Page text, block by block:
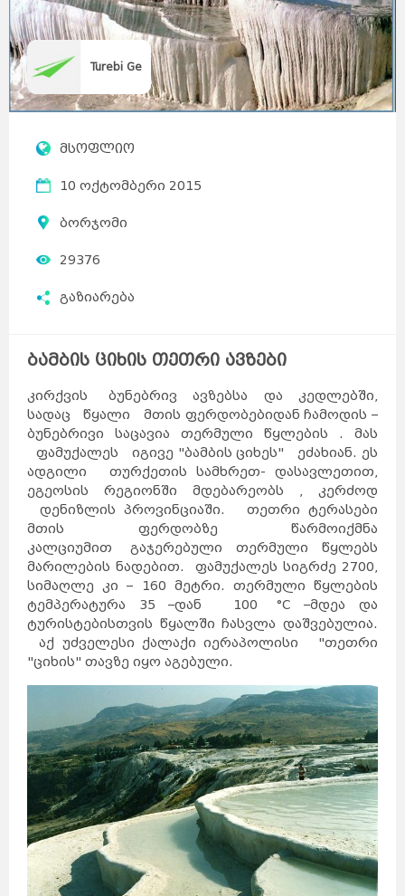
Turebi Ge
მსოფლიო
10 ოქტომბერი 2015
ბორჯომი
29376
გაზიარება
ბამბის ციხის თეთრი ავზები
კირქვის ბუნებრივ ავზებსა და კედლებში,
სადაც წყალი მთის ფერდობებიდან ჩამოდის –
ბუნებრივი საცავია თერმული წყლების . მას
ფამუქალეს იგივე "ბამბის ციხეს" ეძახიან. ეს
ადგილი თურქეთის სამხრეთ- დასავლეთით,
ეგეოსის რეგიონში მდებარეობს , კერძოდ
დენიზლის პროვინციაში. თეთრი ტერასები
მთის ფერდობზე წარმოიქმნა
კალციუმით გაჯერებული თერმული წყლებს
მარილების ნადებით. ფამუქალეს სიგრძე 2700,
სიმაღლე კი – 160 მეტრი. თერმული წყლების
ტემპერატურა 35 –დან 100 °C –მდეა და
ტურისტებისთვის წყალში ჩასვლა დაშვებულია.
აქ უძველესი ქალაქი იერაპოლისი "თეთრი
"ციხის" თავზე იყო აგებული.